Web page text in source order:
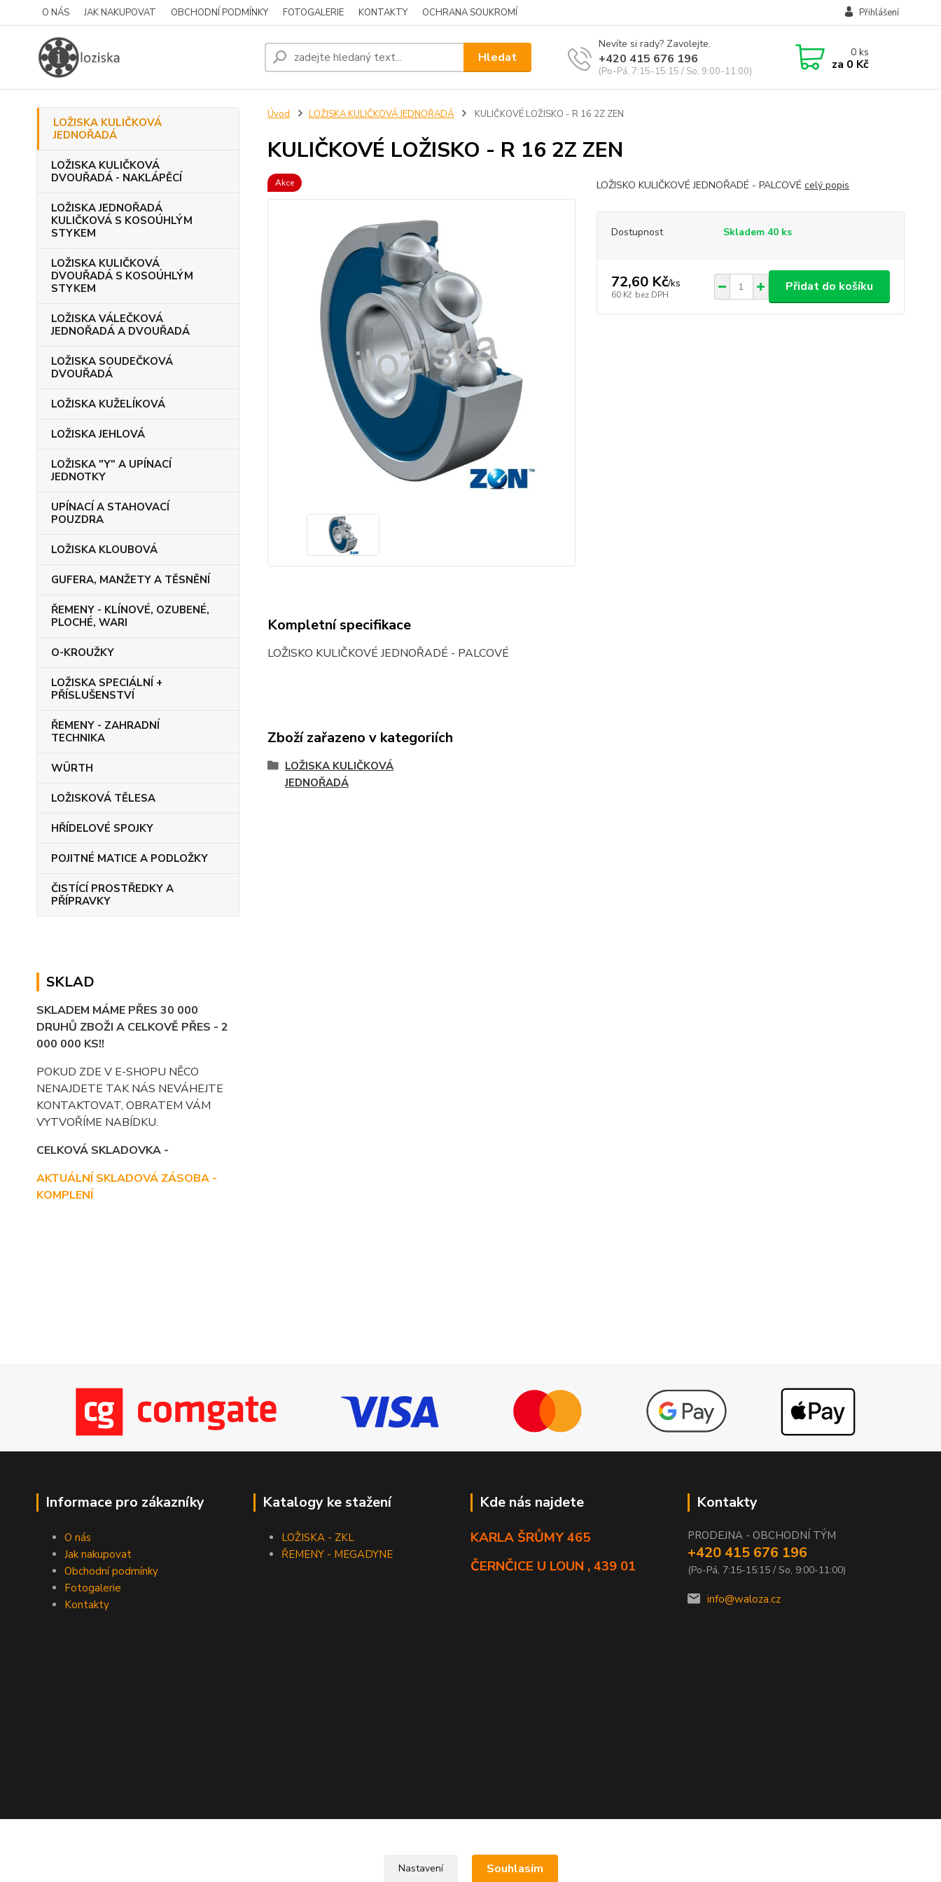
O NÁS JAK NAKUPOVAT OBCHODNÍ PODMÍNKY FOTOGALERIE KONTAKTY OCHRANA SOUKROMÍ Přihlášení
Hledat
Nevíte si rady? Zavolejte.
+420 415 676 196
(Po-Pá, 7:15-15:15 / So, 9:00-11:00)
0ks
za 0 Kč
LOŽISKA KULIČKOVÁ
JEDNOŘADÁ
LOŽISKA KULIČKOVÁ
DVOUŘADÁ - NAKLÁPĚCÍ
LOŽISKA JEDNOŘADÁ
KULIČKOVÁ S KOSOÚHLÝM
STYKEM
LOŽISKA KULIČKOVÁ
DVOUŘADÁ S KOSOÚHLÝM
STYKEM
LOŽISKA VÁLEČKOVÁ
JEDNOŘADÁ A DVOUŘADÁ
LOŽISKA SOUDEČKOVÁ
DVOUŘADÁ
LOŽISKA KUŽELÍKOVÁ
LOŽISKA JEHLOVÁ
LOŽISKA "Y" A UPÍNACÍ
JEDNOTKY
UPÍNACÍ A STAHOVACÍ
POUZDRA
LOŽISKA KLOUBOVÁ
GUFERA, MANŽETY A TĚSNĚNÍ
ŘEMENY - KLÍNOVÉ, OZUBENÉ,
PLOCHÉ, WARI
O-KROUŽKY
LOŽISKA SPECIÁLNÍ +
PŘÍSLUŠENSTVÍ
ŘEMENY - ZAHRADNÍ
TECHNIKA
WÜRTH
LOŽISKOVÁ TĚLESA
HŘÍDELOVÉ SPOJKY
POJITNÉ MATICE A PODLOŽKY
ČISTÍCÍ PROSTŘEDKY A
PŘÍPRAVKY
SKLAD
SKLADEM MÁME PŘES 30 000
DRUHŮ ZBOŽI A CELKOVĚ PŘES - 2
000 000 KS!!
POKUD ZDE V E-SHOPU NĚCO
NENAJDETE TAK NÁS NEVÁHEJTE
KONTAKTOVAT, OBRATEM VÁM
VYTVOŘÍME NABÍDKU.
CELKOVÁ SKLADOVKA -
AKTUÁLNÍ SKLADOVÁ ZÁSOBA -
KOMPLENÍ
Úvod LOŽISKA KULIČKOVÁ JEDNOŘADÁ KULIČKOVÉ LOŽISKO - R 16 2Z ZEN
KULIČKOVÉ LOŽISKO - R 16 2Z ZEN
Akce LOŽISKO KULIČKOVÉ JEDNOŘADÉ - PALCOVÉ celý popis
Dostupnost Skladem 40 ks
72,60 Kč/ks
60 Kč bez DPH
Přidat do košíku
Kompletní specifikace
LOŽISKO KULIČKOVÉ JEDNOŘADÉ - PALCOVÉ
Zboží zařazeno v kategoriích
LOŽISKA KULIČKOVÁ
JEDNOŘADÁ
Informace pro zákazníky
O nás
Jak nakupovat
Obchodní podmínky
Fotogalerie
Kontakty
Katalogy ke stažení
LOŽISKA - ZKL
ŘEMENY - MEGADYNE
Kde nás najdete
KARLA ŠRŮMY 465
ČERNČICE U LOUN , 439 01
Kontakty
PRODEJNA - OBCHODNÍ TÝM
+420 415 676 196
(Po-Pá, 7:15-15:15 / So, 9:00-11:00)
info@waloza.cz
Nastavení Souhlasím